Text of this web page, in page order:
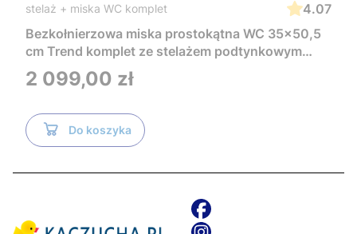
stelaż + miska WC komplet
4.07
Bezkołnierzowa miska prostokątna WC 35x50,5
cm Trend komplet ze stelażem podtynkowym
Tece i czarnym przyciskiem TeceNow
TR2216+Tece
Cena
2 099,00 zł
Do koszyka